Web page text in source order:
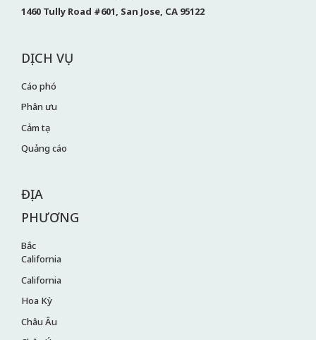
1460 Tully Road #601, San Jose, CA 95122
DỊCH VỤ
Cáo phó
Phân ưu
Cảm tạ
Quảng cáo
ĐỊA
PHƯƠNG
Bắc
California
California
Hoa Kỳ
Châu Âu